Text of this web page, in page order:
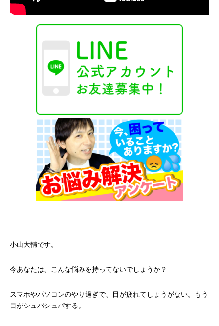
小山大輔です。
今あなたは、こんな悩みを持ってないでしょうか？
スマホやパソコンのやり過ぎで、目が疲れてしょうがない。もう
目がシュパシュパする。